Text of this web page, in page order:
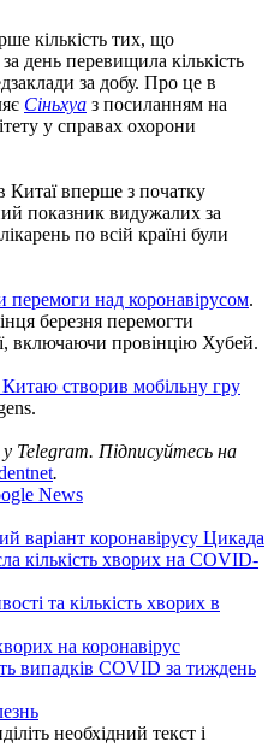
кількість тих, що
день перевищила кількість
за добу. Про це в
Сіньхуа з посиланням на
у справах охорони
вперше з початку
показник видужалих за
по всій країні були
перемоги над коронавірусом.
березня перемогти
включаючи провінцію Хубей.
створив мобільну гру
у Telegram. Підписуйтесь на
.
News
варіант коронавірусу Цикада
кількість хворих на COVID-
та кількість хворих в
на коронавірус
випадків COVID за тиждень
необхідний текст і